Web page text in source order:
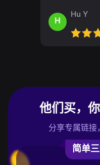
H
Hu Y
他们买，
分享专属链接
简单